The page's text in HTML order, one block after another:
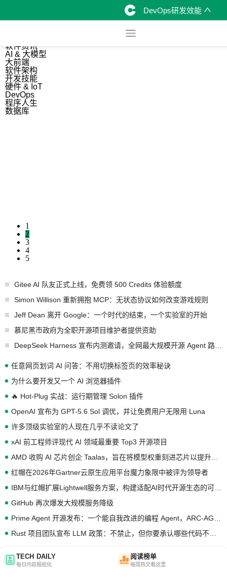
DevOps研发效能
软件资讯
AI & 大模型
大前端
软件架构
开发技能
硬件 & IoT
DevOps
程序人生
数据库
1
2
3
4
5
Gitee AI 队友正式上线，免费领 500 Credits 体验额度
Simon Willison 重新拥抱 MCP：无状态协议如何改变游戏规则
Jeff Dean 离开 Google：一个时代的结束，一个实验室的开始
慕尼黑市政府为全职开源项目维护者提供资助
任意网页划词 AI 问答：不用切换标签页的效率秘诀
为什么要开发又一个 AI 浏览器插件
🔥 Hot-Plug 实战：运行期管理 Solon 插件
OpenAI 宣布为 GPT-5.6 Sol 调优，并让免费用户无限用 Luna
许多顶级实验室的人现在几乎不读论文了
xAI 前工程师评现代 AI 领域最重要 Top3 开源项目
红帽在2026年Gartner云原生应用平台魔力象限中被评为领导者
GitHub 再次爆发大规模服务降级
TECH DAILY
每日内容报纸化
阅读榜单
每周热文看这里